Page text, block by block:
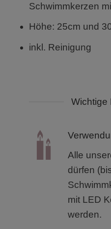
Schwimmkerzen
Höhe: 25cm und
inkl. Reinigung
Wichtige
Alle
dürfen
mit LED
werden.